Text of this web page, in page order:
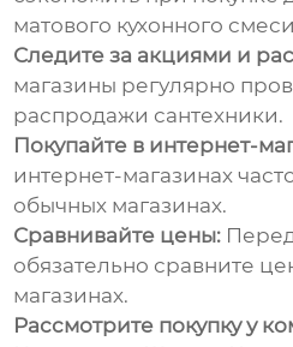
матового кухонного
Следите за акциями и
магазины регулярно
распродажи сантехники.
Покупайте в интернет-
интернет-магазинах
обычных магазинах.
Сравнивайте цены:
обязательно сравните
магазинах.
Рассмотрите покупку у